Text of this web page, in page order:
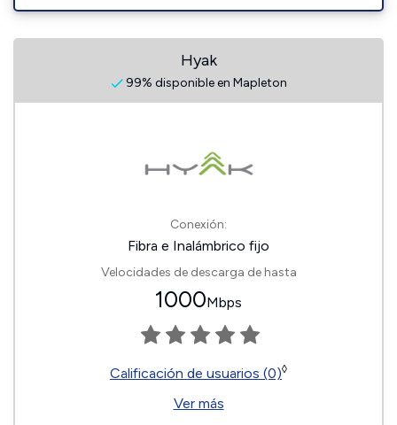
Hyak
99% disponible en Mapleton
Conexión:
Fibra e Inalámbrico fijo
Velocidades de descarga de hasta
1000Mbps
Calificación de usuarios (0)◊
Ver más